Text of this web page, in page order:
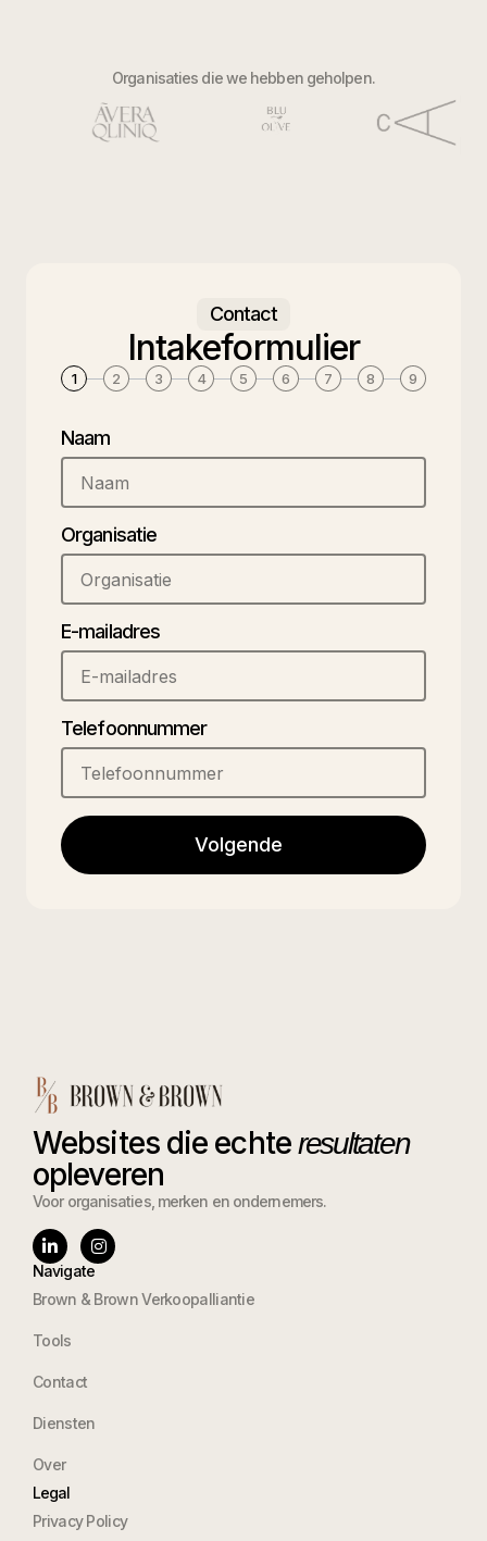
Organisaties die we hebben geholpen.
Contact
Intakeformulier
1 2 3 4 5 6 7 8 9
Naam
Organisatie
E-mailadres
Telefoonnummer
Volgende
Websites die echteresultaten
opleveren
Voor organisaties, merken en ondernemers.
Navigate
Brown & Brown Verkoopalliantie
Tools
Contact
Diensten
Over
Legal
Privacy Policy